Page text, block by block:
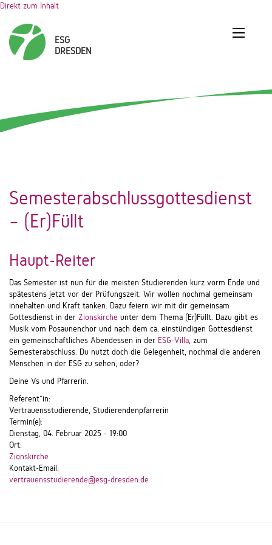
Direkt zum Inhalt
Semesterabschlussgottesdienst
– (Er)Füllt
Haupt-Reiter
Das Semester ist nun für die meisten Studierenden kurz vorm Ende und
spätestens jetzt vor der Prüfungszeit. Wir wollen nochmal gemeinsam
innehalten und Kraft tanken. Dazu feiern wir mit dir gemeinsam
Gottesdienst in der Zionskirche unter dem Thema (Er)Füllt. Dazu gibt es
Musik vom Posaunenchor und nach dem ca. einstündigen Gottesdienst
ein gemeinschaftliches Abendessen in der ESG-Villa, zum
Semesterabschluss. Du nutzt doch die Gelegenheit, nochmal die anderen
Menschen in der ESG zu sehen, oder?
Deine Vs und Pfarrerin.
Referent*in:
Vertrauensstudierende, Studierendenpfarrerin
Termin(e):
Dienstag, 04. Februar 2025 - 19:00
Ort:
Zionskirche
Kontakt-Email:
vertrauensstudierende@esg-dresden.de